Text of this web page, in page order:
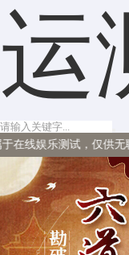
运
仅供无聊没事时消遣娱